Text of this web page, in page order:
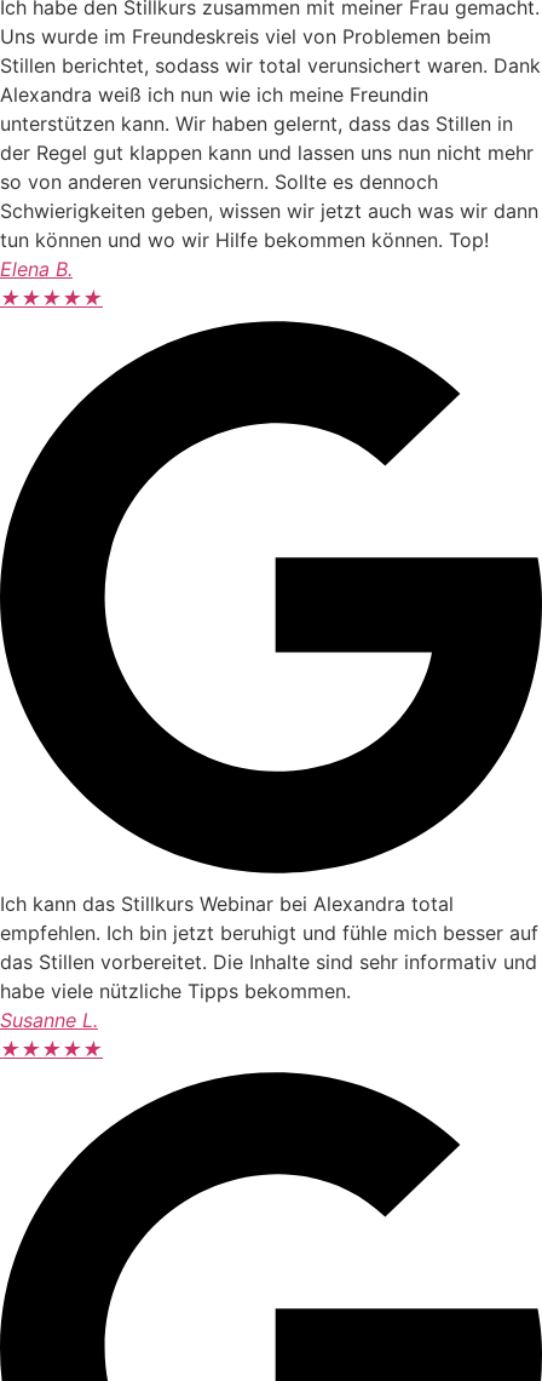
Ich habe den Stillkurs zusammen mit meiner Frau gemacht.
Uns wurde im Freundeskreis viel von Problemen beim
Stillen berichtet, sodass wir total verunsichert waren. Dank
Alexandra weiß ich nun wie ich meine Freundin
unterstützen kann. Wir haben gelernt, dass das Stillen in
der Regel gut klappen kann und lassen uns nun nicht mehr
so von anderen verunsichern. Sollte es dennoch
Schwierigkeiten geben, wissen wir jetzt auch was wir dann
tun können und wo wir Hilfe bekommen können. Top!
Elena B.
★★★★★
Ich kann das Stillkurs Webinar bei Alexandra total
empfehlen. Ich bin jetzt beruhigt und fühle mich besser auf
das Stillen vorbereitet. Die Inhalte sind sehr informativ und
habe viele nützliche Tipps bekommen.
Susanne L.
★★★★★